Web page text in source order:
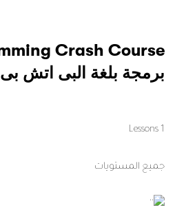
برمجة بلغة البى اتش بى
1 Lessons
جميع المستويات